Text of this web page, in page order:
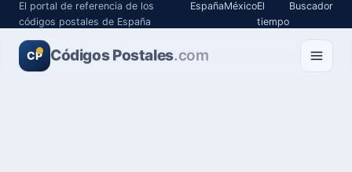
El portal de referencia de los
códigos postales de España
EspañaMéxicoEl
tiempo
Buscador
CP Códigos Postales.com